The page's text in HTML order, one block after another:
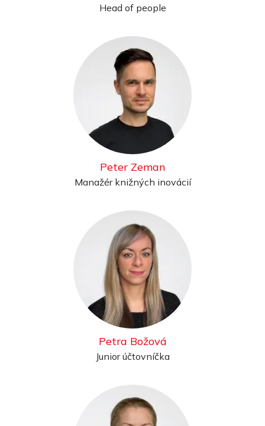
Head of people
Peter Zeman
Manažér knižných inovácií
Petra Božová
Junior účtovníčka